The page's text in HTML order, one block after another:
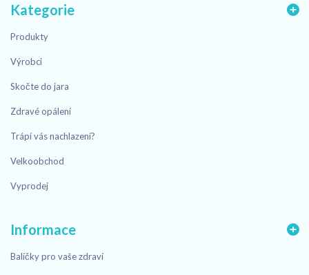
Kategorie
Produkty
Výrobci
Skočte do jara
Zdravé opálení
Trápí vás nachlazení?
Velkoobchod
Vyprodej
Informace
Balíčky pro vaše zdraví